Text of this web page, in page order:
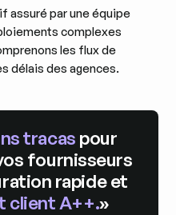
assuré par une équipe
complexes
les flux de
délais des agences.
tracas pour
fournisseurs
rapide et
client A++.»